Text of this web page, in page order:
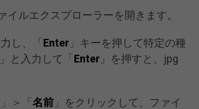
イルエクスプローラーを開きます。
し、「 Enter 」キーを押して特定の種
」と入力して「 Enter 」を押すと、jpg
」＞「名前 」をクリックして、ファイ